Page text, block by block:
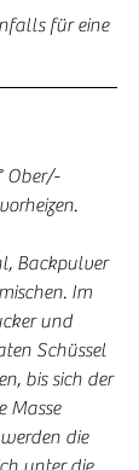
für eine
Ober/-
Backpulver
Im
und
Schüssel
bis sich der
Masse
die